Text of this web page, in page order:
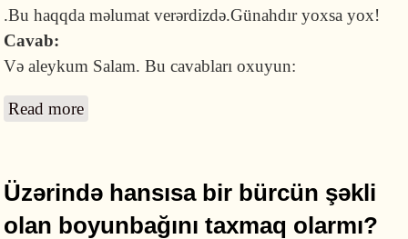
.Bu haqqda məlumat verərdizdə.Günahdır yoxsa yox!
Cavab:
Və aleykum Salam. Bu cavabları oxuyun:
Read more
Üzərində hansısa bir bürcün şəkli
olan boyunbağını taxmaq olarmı?